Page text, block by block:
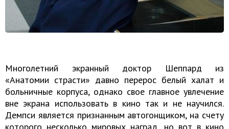
Многолетний экранный доктор Шеппард из
«Анатомии страсти» давно перерос белый халат и
больничные корпуса, однако свое главное увлечение
вне экрана использовать в кино так и не научился.
Демпси является признанным автогонщиком, на счету